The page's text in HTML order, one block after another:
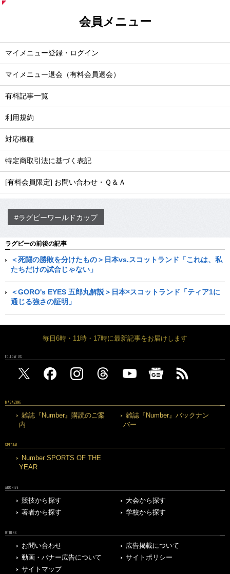
会員メニュー
マイメニュー登録・ログイン
マイメニュー退会（有料会員退会）
有料記事一覧
利用規約
対応機種
特定商取引法に基づく表記
[有料会員限定] お問い合わせ・Ｑ＆Ａ
#ラグビーワールドカップ
ラグビーの前後の記事
＜死闘の勝敗を分けたもの＞日本vs.スコットランド「これは、私
たちだけの試合じゃない」
＜GORO's EYES 五郎丸解説＞日本×スコットランド「ティア1に
通じる強さの証明」
毎日6時・11時・17時に最新記事をお届けします
FOLLOW US
MAGAZINE
雑誌『Number』購読のご案
内
雑誌『Number』バックナン
バー
SPECIAL
Number SPORTS OF THE
YEAR
ARCHIVE
競技から探す
大会から探す
著者から探す
学校から探す
OTHERS
お問い合わせ
広告掲載について
動画・バナー広告について
サイトポリシー
サイトマップ